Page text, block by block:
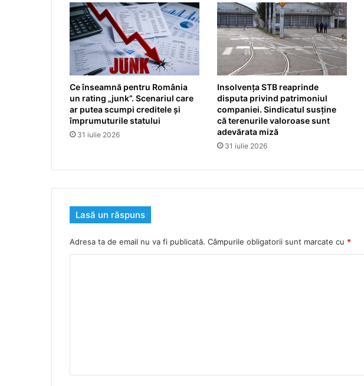
Ce înseamnă pentru România
un rating „junk”. Scenariul care
ar putea scumpi creditele și
împrumuturile statului
31 iulie 2026
Insolvența STB reaprinde
disputa privind patrimoniul
companiei. Sindicatul susține
că terenurile valoroase sunt
adevărata miză
31 iulie 2026
Lasă un răspuns
Adresa ta de email nu va fi publicată. Câmpurile obligatorii sunt marcate cu *